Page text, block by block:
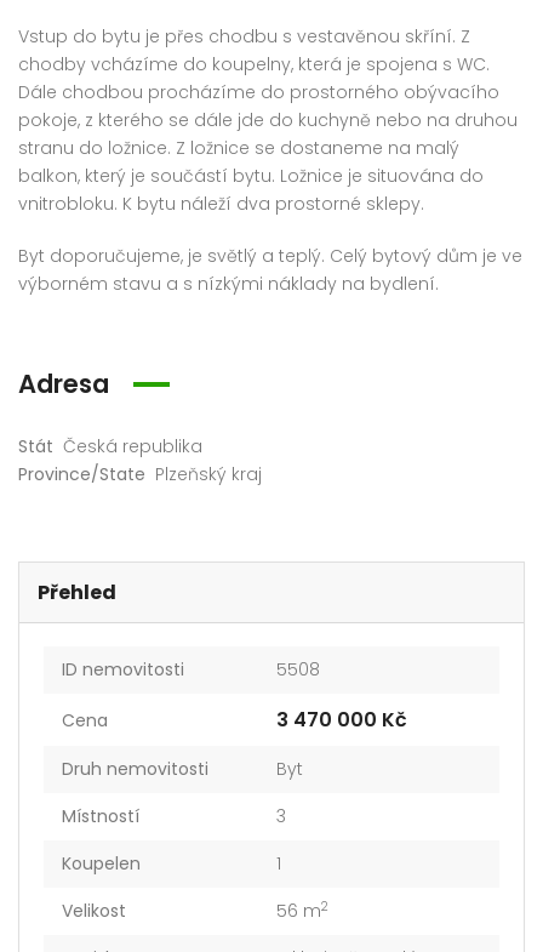
Vstup do bytu je přes chodbu s vestavěnou skříní. Z
chodby vcházíme do koupelny, která je spojena s WC.
Dále chodbou procházíme do prostorného obývacího
pokoje, z kterého se dále jde do kuchyně nebo na druhou
stranu do ložnice. Z ložnice se dostaneme na malý
balkon, který je součástí bytu. Ložnice je situována do
vnitrobloku. K bytu náleží dva prostorné sklepy.
Byt doporučujeme, je světlý a teplý. Celý bytový dům je ve
výborném stavu a s nízkými náklady na bydlení.
Adresa
Stát Česká republika
Province/State Plzeňský kraj
Přehled
ID nemovitosti 5508
Cena 3 470 000 Kč
Druh nemovitosti
Byt
Místností
3
Koupelen
1
Velikost
56 m2
000 Kč 3 481 500 Kč